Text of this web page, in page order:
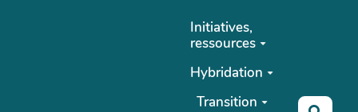
Initiatives,
ressources
Hybridation
Transition